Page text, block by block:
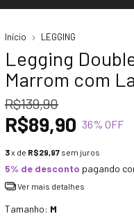
Início LEGGING
Legging
Marrom com
R$139,90
R$89,90 36% OFF
3x de R$29,97 sem juros
5% de desconto pagando
Ver mais detalhes
Tamanho: M